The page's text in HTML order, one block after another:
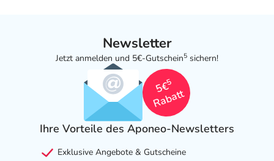
Newsletter
Jetzt anmelden und 5€-Gutschein5 sichern!
5€
5
Rabatt
Ihre Vorteile des Aponeo-Newsletters
Exklusive Angebote & Gutscheine